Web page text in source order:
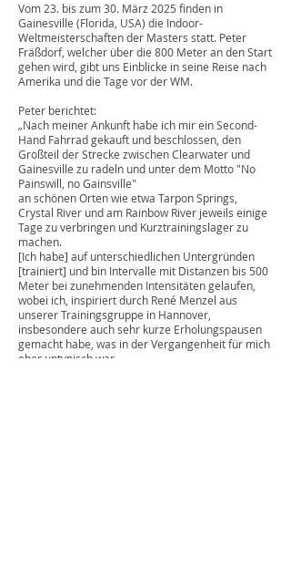
Vom 23. bis zum 30. März 2025 finden in
Gainesville (Florida, USA) die Indoor-
Weltmeisterschaften der Masters statt. Peter
Fräßdorf, welcher über die 800 Meter an den Start
gehen wird, gibt uns Einblicke in seine Reise nach
Amerika und die Tage vor der WM.
Peter berichtet:
„Nach meiner Ankunft habe ich mir ein Second-
Hand Fahrrad gekauft und beschlossen, den
Großteil der Strecke zwischen Clearwater und
Gainesville zu radeln und unter dem Motto "No
Painswill, no Gainsville"
an schönen Orten wie etwa Tarpon Springs,
Crystal River und am Rainbow River jeweils einige
Tage zu verbringen und Kurztrainingslager zu
machen.
[Ich habe] auf unterschiedlichen Untergründen
[trainiert] und bin Intervalle mit Distanzen bis 500
Meter bei zunehmenden Intensitäten gelaufen,
wobei ich, inspiriert durch René Menzel aus
unserer Trainingsgruppe in Hannover,
insbesondere auch sehr kurze Erholungspausen
gemacht habe, was in der Vergangenheit für mich
eher untypisch war.